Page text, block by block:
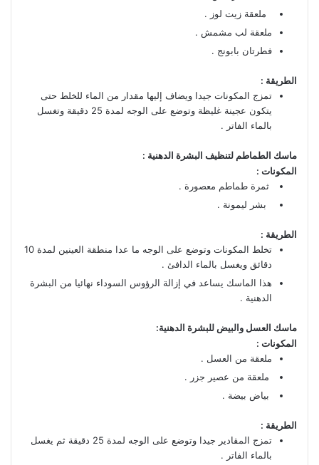
ملعقة زيت لوز .
ملعقة لب مشمش .
فطرتان بابونج .
الطريقة :
تمزج المكونات جيدا ويضاف إليها مقدار من الماء للخلط حتى
يتكون عجينة غليظة وتوضع على الوجه لمدة 25 دقيقة وتغسل
بالماء الفاتر .
ماسك الطماطم لتنظيف البشرة الدهنية :
المكونات :
ثمرة طماطم معصورة .
بشر ليمونة .
الطريقة :
تخلط المكونات وتوضع على الوجه ما عدا منطقة العينين لمدة 10
دقائق ويغسل بالماء الدافئ .
هذا الماسك يساعد في إزالة الرؤوس السوداء نهائيا من البشرة
الدهنية .
ماسك العسل والبيض للبشرة الدهنية:
المكونات :
ملعقة من العسل .
ملعقة من عصير جزر .
بياض بيضة .
الطريقة :
تمزج المقادير جيدا وتوضع على الوجه لمدة 25 دقيقة ثم يغسل
بالماء الفاتر .